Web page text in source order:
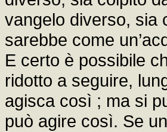
vangelo diverso, sia
sarebbe come
E certo è possibile
ridotto a seguire,
agisca così ; ma si
può agire così. Se